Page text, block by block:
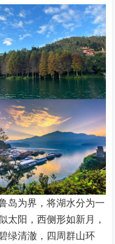
岛为界，将湖水分为一
太阳，西侧形如新月，
绿清澈，四周群山环